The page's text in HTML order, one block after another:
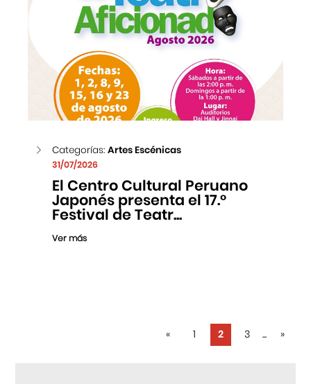
Categorías: Artes Escénicas
31/07/2026
El Centro Cultural Peruano
Japonés presenta el 17.°
Festival de Teatr...
Ver más
« 1 2 3 ... »